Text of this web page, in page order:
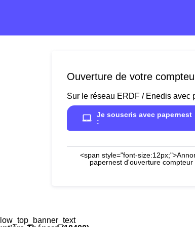
Ouverture de votre
Sur le réseau ERDF / Enedis avec
Je souscris avec papernest
:
<span style="font-
papernest d'ouverture